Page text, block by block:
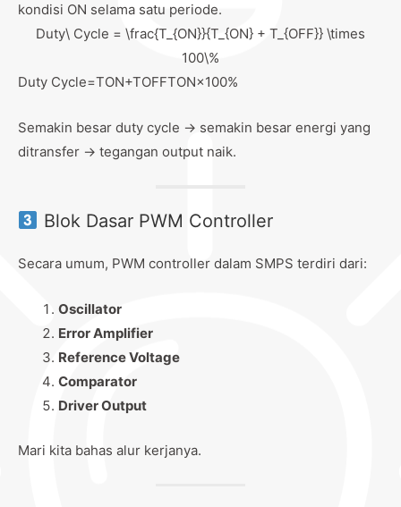
kondisi ON selama satu periode.
Duty\ Cycle = \frac{T_{ON}}{T_{ON} + T_{OFF}} \times
100\%
Duty Cycle=TON​+TOFF​TON​​×100%
Semakin besar duty cycle → semakin besar energi yang
ditransfer → tegangan output naik.
Blok Dasar PWM Controller
Secara umum, PWM controller dalam SMPS terdiri dari:
Oscillator
Error Amplifier
Reference Voltage
Comparator
Driver Output
Mari kita bahas alur kerjanya.